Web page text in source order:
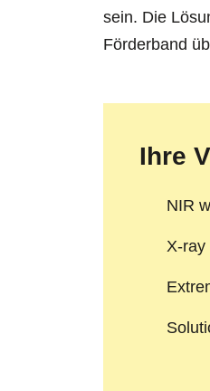
sein. Die
Förderband
Ihre
NIR
X-ray